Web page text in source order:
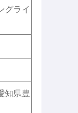
グライ
知県豊